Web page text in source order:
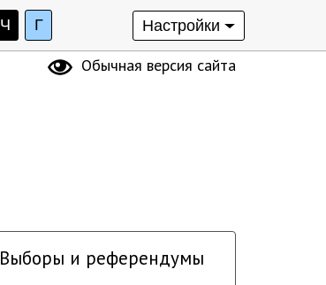
Ч Г Настройки
Обычная версия сайта
Выборы и референдумы